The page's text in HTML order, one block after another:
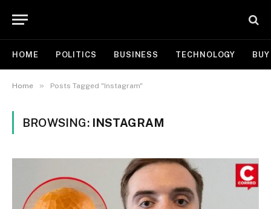
HOME POLITICS BUSINESS TECHNOLOGY
Home » Posts Tagged "Instagram"
BROWSING: INSTAGRAM